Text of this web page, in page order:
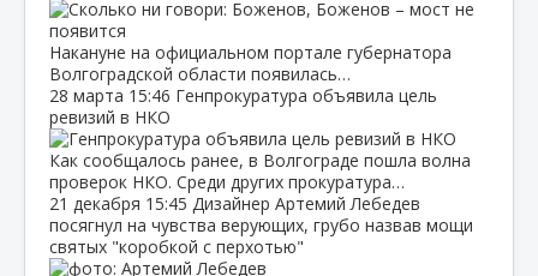
Накануне на официальном портале губернатора
Волгоградской области появилась…
28 марта 15:46 Генпрокуратура объявила цель
ревизий в НКО
Как сообщалось ранее, в Волгограде пошла волна
проверок НКО. Среди других прокуратура…
21 декабря 15:45 Дизайнер Артемий Лебедев
посягнул на чувства верующих, грубо назвав мощи
святых "коробкой с перхотью"